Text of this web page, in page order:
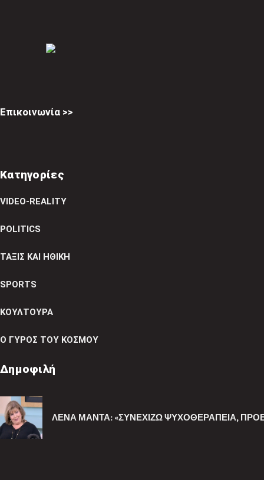
Επικοινωνία >>
Κατηγορίες
VIDEO-REALITY
POLITICS
ΤΑΞΙΣ ΚΑΙ ΗΘΙΚΗ
SPORTS
ΚΟΥΛΤΟΥΡΑ
Ο ΓΥΡΟΣ ΤΟΥ ΚΟΣΜΟΥ
Δημοφιλή
ΛΈΝΑ ΜΑΝΤΆ: «ΣΥΝΕΧΊΖΩ ΨΥΧΟΘΕΡΑΠΕΊΑ,